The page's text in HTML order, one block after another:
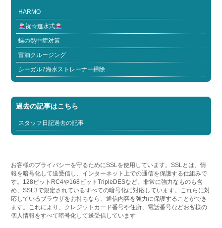
HARMO
祝☆進水式
蝶の熱中症対策
富浦クルージング
シーガル7海水ストレーナー掃除
過去の記事はこちら
スタッフ日記過去の記事
お客様のプライバシーを守るためにSSLを使用しています。SSLとは、情
報を暗号化して送受信し、インターネット上での通信を保護する仕組みで
す。128ビットRC4や168ビットTripleDESなど、非常に強力なものも含
め、SSL3で規定されているすべての暗号化に対応しています。これらに対
応しているブラウザをお持ちなら、通信内容を強力に保護することができ
ます。これにより、クレジットカード番号や住所、電話番号などお客様の
個人情報をすべて暗号化して送受信しています